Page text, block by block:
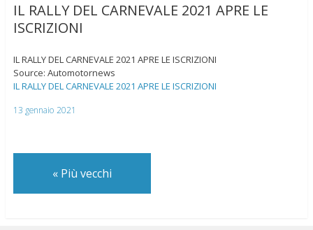
IL RALLY DEL CARNEVALE 2021 APRE LE
ISCRIZIONI
IL RALLY DEL CARNEVALE 2021 APRE LE ISCRIZIONI
Source: Automotornews
IL RALLY DEL CARNEVALE 2021 APRE LE ISCRIZIONI
13 gennaio 2021
«Più vecchi